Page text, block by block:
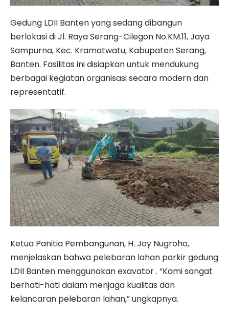
Gedung LDII Banten yang sedang dibangun
berlokasi di Jl. Raya Serang-Cilegon No.KM.11, Jaya
Sampurna, Kec. Kramatwatu, Kabupaten Serang,
Banten. Fasilitas ini disiapkan untuk mendukung
berbagai kegiatan organisasi secara modern dan
representatif.
Ketua Panitia Pembangunan, H. Joy Nugroho,
menjelaskan bahwa pelebaran lahan parkir gedung
LDII Banten menggunakan exavator . “Kami sangat
berhati-hati dalam menjaga kualitas dan
kelancaran pelebaran lahan,” ungkapnya.